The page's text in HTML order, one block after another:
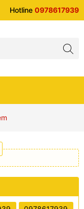
Hotline 0978617939